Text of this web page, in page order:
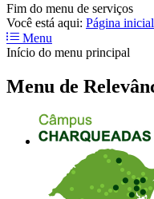
Fim do menu de serviços
Você está aqui: Página inicial
Menu
Início do menu principal
Menu de